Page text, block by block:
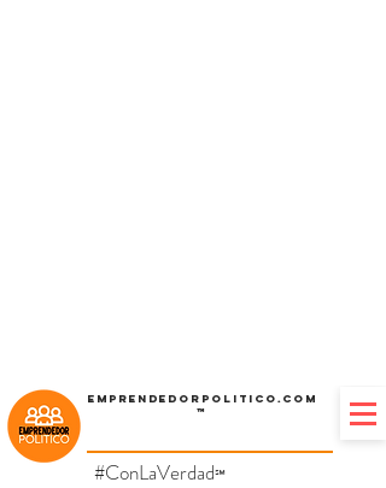
Emprendedorpolitico.com
™
#ConLaVerdad℠